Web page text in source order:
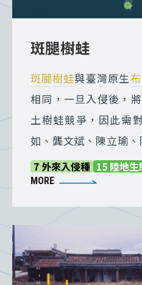
斑腿樹蛙
斑腿樹蛙與臺灣原生
相同，一旦入侵後，
土樹蛙競爭，因此需
如、龔文斌、陳立瑜、
7 外來入侵種 15 陸地生
MORE